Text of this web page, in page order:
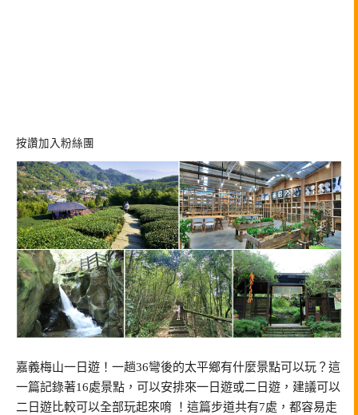
按讚加入粉絲團
嘉義梅山一日遊！一趟36彎後的太平鄉有什麼景點可以玩？這
一篇記錄著16處景點，可以安排來一日遊或二日遊，建議可以
二日遊比較可以全部玩起來唷 ！這篇步道共有7處，都容易走